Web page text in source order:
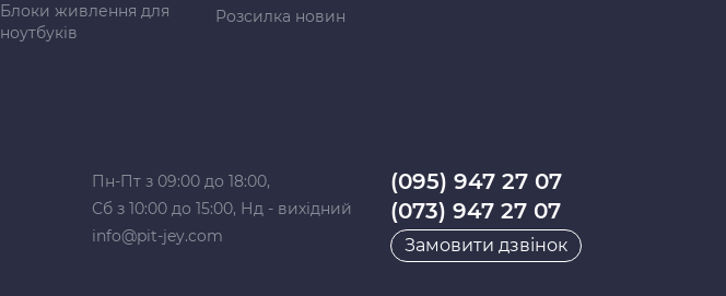
Блоки живлення для
ноутбуків
Розсилка новин
Пн-Пт з 09:00 до 18:00,
Сб з 10:00 до 15:00, Нд - вихідний
info@pit-jey.com
(095) 947 27 07
(073) 947 27 07
Замовити дзвінок